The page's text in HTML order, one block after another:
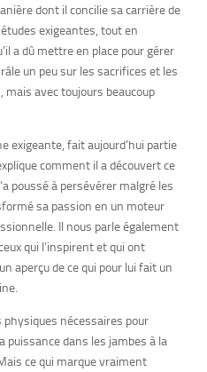
dont il concilie sa carrière de
exigeantes, tout en
a dû mettre en place pour gérer
un peu sur les sacrifices et les
avec toujours beaucoup
exigeante, fait aujourd’hui partie
comment il a découvert ce
poussé à persévérer malgré les
sa passion en un moteur
Il nous parle également
qui l’inspirent et qui ont
aperçu de ce qui pour lui fait un
physiques nécessaires pour
puissance dans les jambes à la
ce qui marque vraiment